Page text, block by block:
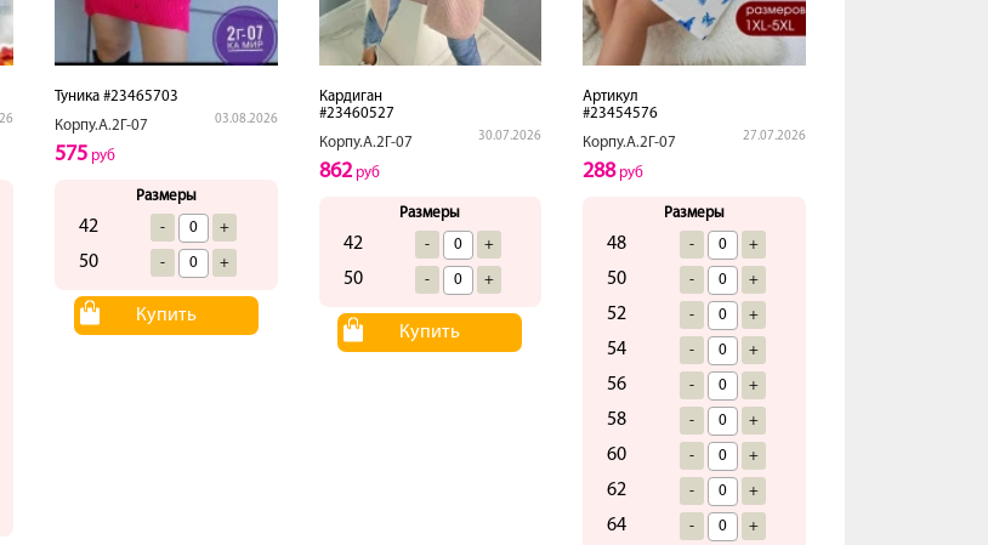
Туника #23465703
Корпу.А.2Г-07
03.08.2026
575руб
Размеры
42 - +
50 - +
Купить
Кардиган
#23460527
Корпу.А.2Г-07
30.07.2026
862руб
Размеры
42 - +
50 - +
Купить
Артикул
#23454576
Корпу.А.2Г-07
27.07.2026
288руб
Размеры
48 - +
50 - +
52 - +
54 - +
56 - +
58 - +
60 - +
62 - +
64 - +